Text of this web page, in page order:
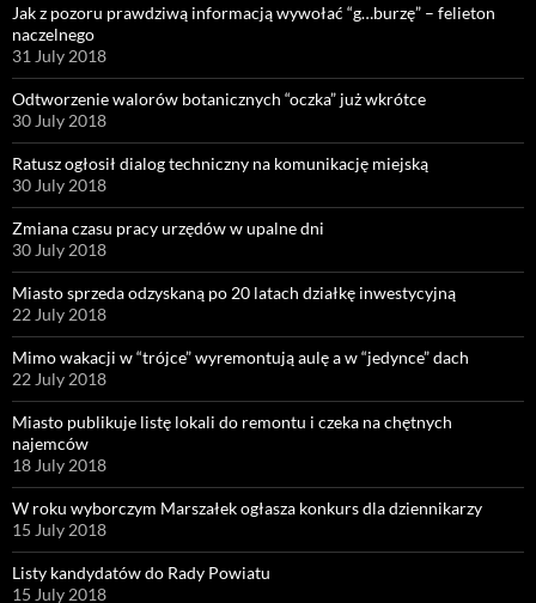
Jak z pozoru prawdziwą informacją wywołać “g…burzę” – felieton
naczelnego
31 July 2018
Odtworzenie walorów botanicznych “oczka” już wkrótce
30 July 2018
Ratusz ogłosił dialog techniczny na komunikację miejską
30 July 2018
Zmiana czasu pracy urzędów w upalne dni
30 July 2018
Miasto sprzeda odzyskaną po 20 latach działkę inwestycyjną
22 July 2018
Mimo wakacji w “trójce” wyremontują aulę a w “jedynce” dach
22 July 2018
Miasto publikuje listę lokali do remontu i czeka na chętnych
najemców
18 July 2018
W roku wyborczym Marszałek ogłasza konkurs dla dziennikarzy
15 July 2018
Listy kandydatów do Rady Powiatu
15 July 2018